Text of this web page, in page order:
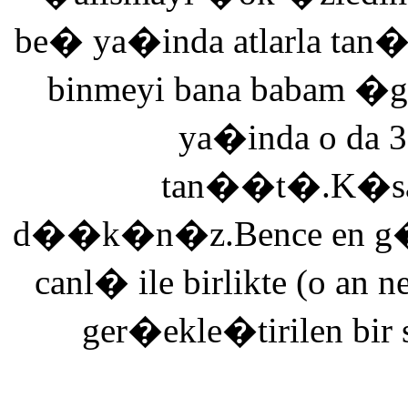
be� ya�inda atlarla
binmeyi bana babam
ya�inda o da
d��k�n�z.Bence en
canl� ile birlikte (o an
ger�ekle�tirilen bir